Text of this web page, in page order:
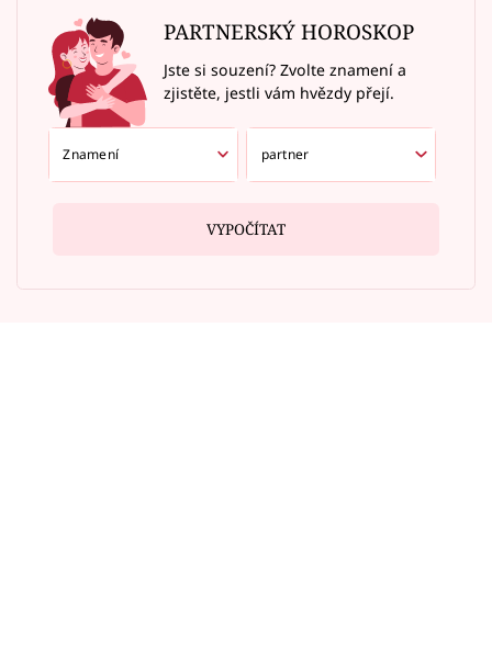
PARTNERSKÝ HOROSKOP
Jste si souzení? Zvolte znamení a
zjistěte, jestli vám hvězdy přejí.
VYPOČÍTAT